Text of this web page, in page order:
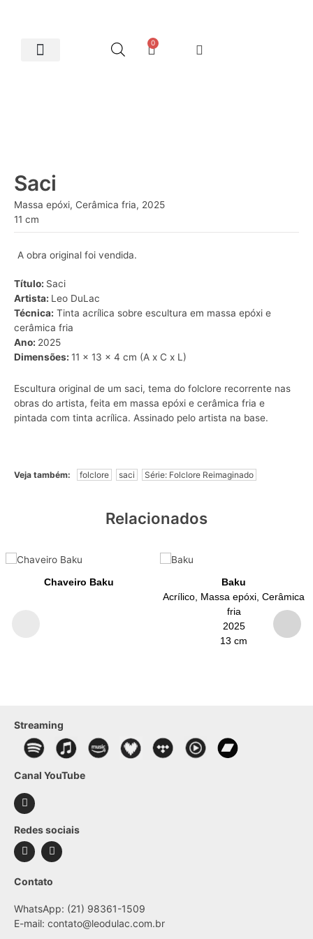
0
Saci
Massa epóxi, Cerâmica fria, 2025
11 cm
A obra original foi vendida.
Título: Saci
Artista: Leo DuLac
Técnica: Tinta acrílica sobre escultura em massa epóxi e
cerâmica fria
Ano: 2025
Dimensões: 11 x 13 x 4 cm (A x C x L)
Escultura original de um saci, tema do folclore recorrente nas
obras do artista, feita em massa epóxi e cerâmica fria e
pintada com tinta acrílica. Assinado pelo artista na base.
Veja também: folclore saci Série: Folclore Reimaginado
Relacionados
Chaveiro Baku
Baku
Acrílico, Massa epóxi, Cerâmica
fria
2025
13 cm
Streaming
Canal YouTube
Redes sociais
Contato
WhatsApp: (21) 98361-1509
E-mail: contato@leodulac.com.br